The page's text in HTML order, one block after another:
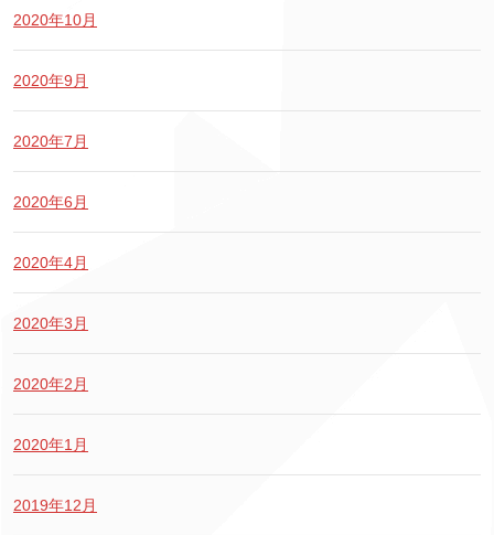
2020年10月
2020年9月
2020年7月
2020年6月
2020年4月
2020年3月
2020年2月
2020年1月
2019年12月